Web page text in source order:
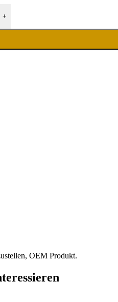
+
OEM Produkt.